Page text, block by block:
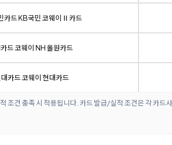
카드 KB국민 코웨이Ⅱ카드
드 코웨이 NH 올원카드
카드 코웨이 현대카드
조건 충족 시 적용됩니다. 카드 발급/실적 조건은 각 카드